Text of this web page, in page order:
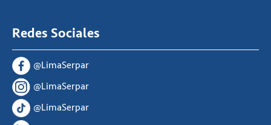
Redes Sociales
@LimaSerpar
@LimaSerpar
@LimaSerpar